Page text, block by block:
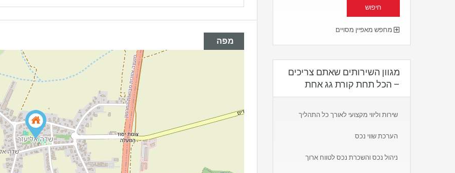
מפה
מחפש מאפיין מסויים
מגוון השירותים שאתם צריכים
– הכל תחת קורת גג אחת
שירות וליווי מקצועי לאורך כל התהליך
הערכת שווי נכס
ניהול נכס והשכרת נכס לטווח ארוך